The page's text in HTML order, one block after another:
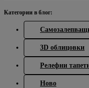
Категории в блог:
3D облицовки
Релефни
Ново